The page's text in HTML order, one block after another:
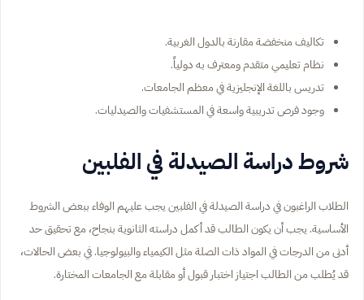
تكاليف منخفضة مقارنة بالدول الغربية.
نظام تعليمي متقدم ومعترف به دولياً.
تدريس باللغة الإنجليزية في معظم الجامعات.
وجود فرص تدريبية واسعة في المستشفيات والصيدليات.
شروط دراسة الصيدلة في الفلبين
الطلاب الراغبون في دراسة الصيدلة في الفلبين يجب عليهم الوفاء ببعض الشروط
الأساسية. يجب أن يكون الطالب قد أكمل دراسته الثانوية بنجاح، مع تحقيق حد
أدنى من الدرجات في المواد ذات الصلة مثل الكيمياء والبيولوجيا. في بعض الحالات،
قد يُطلب من الطالب اجتياز اختبار قبول أو مقابلة مع الجامعات المختارة.